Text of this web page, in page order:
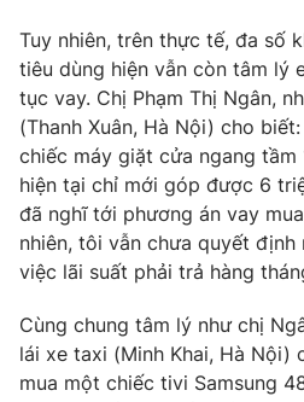
Giải sao mai
Sao
Làm đẹp
Chất lượng cuộc sống
Tuyển sinh
Học trực tuyến
Công nghệ
Hitech Công nghệ tương lai
Sản phẩm
Thị trường
Tư vấn
Giao lưu trực tuyến
Lịch phát sóng
Chuyên mục khác
Emagazine
Tuy nhiên, trên thực tế, đa số
tiêu dùng hiện vẫn còn tâm lý
tục vay. Chị Phạm Thị Ngân,
(Thanh Xuân, Hà Nội) cho
chiếc máy giặt cửa ngang tầm
hiện tại chỉ mới góp được 6
đã nghĩ tới phương án vay
nhiên, tôi vẫn chưa quyết định
việc lãi suất phải trả hàng
Cùng chung tâm lý như chị
lái xe taxi (Minh Khai, Hà Nội)
mua một chiếc tivi Samsung